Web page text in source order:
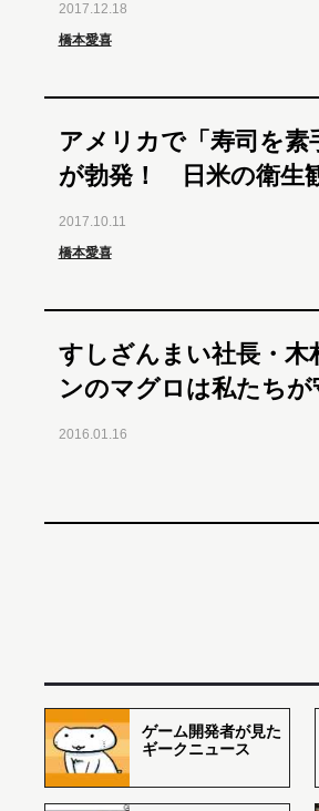
2017.12.18
橋本愛喜
アメリカで「寿司を
が勃発！ 日米の衛生
2017.10.11
橋本愛喜
すしざんまい社長・木
ンのマグロは私たちが
2016.01.16
ゲーム開発者が見た
ギークニュース